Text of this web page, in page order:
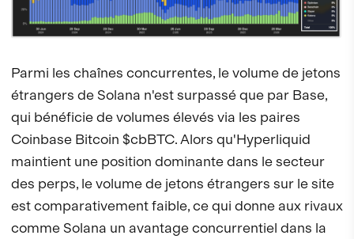
Parmi les chaînes concurrentes, le volume de jetons
étrangers de Solana n'est surpassé que par Base,
qui bénéficie de volumes élevés via les paires
Coinbase Bitcoin $cbBTC. Alors qu'Hyperliquid
maintient une position dominante dans le secteur
des perps, le volume de jetons étrangers sur le site
est comparativement faible, ce qui donne aux rivaux
comme Solana un avantage concurrentiel dans la